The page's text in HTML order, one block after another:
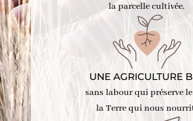
la parcelle cultivée.
UNE AGRICULTURE
sans labour qui préserve
la Terre qui nous